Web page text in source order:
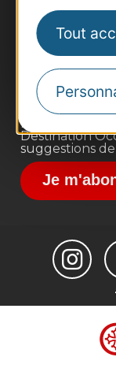
Tout
Pros
Site presse
Voyagistes
Destination
Inscrivez-vous
Destination
suggestions
Je